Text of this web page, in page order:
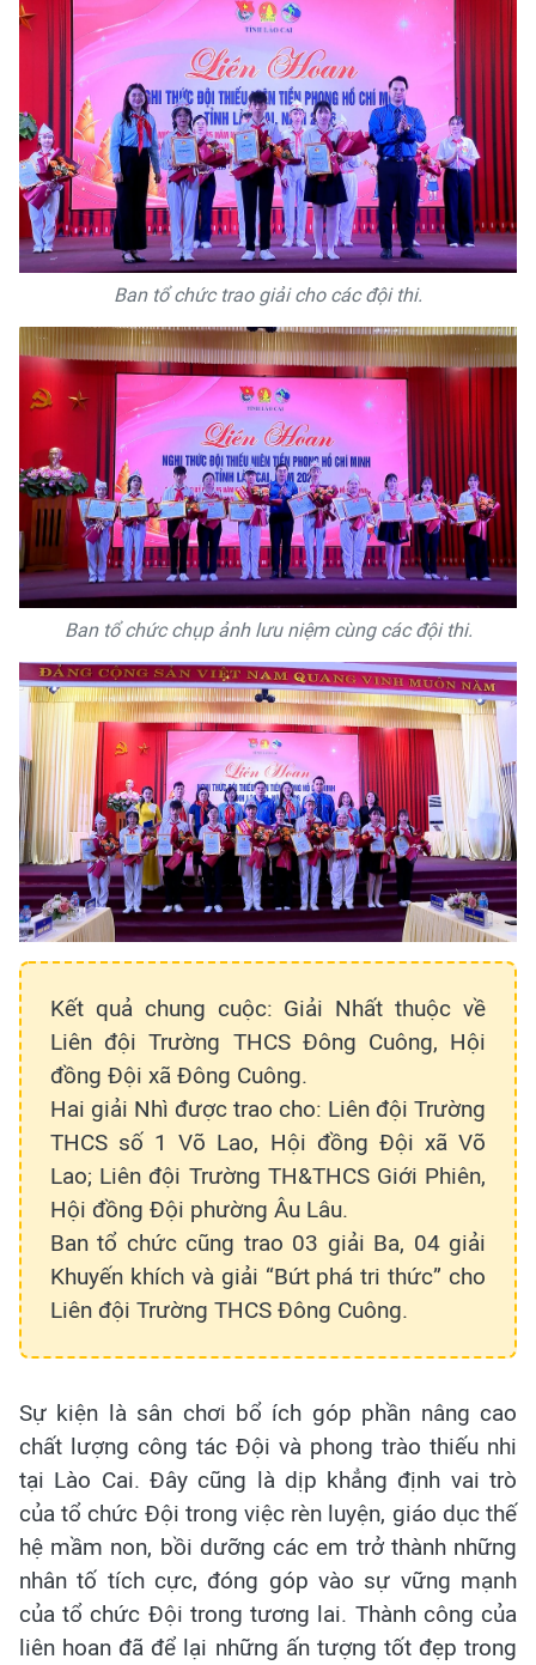
Ban tổ chức trao giải cho các đội thi.
Ban tổ chức chụp ảnh lưu niệm cùng các đội thi.
Kết quả chung cuộc: Giải Nhất thuộc về
Liên đội Trường THCS Đông Cuông, Hội
đồng Đội xã Đông Cuông.
Hai giải Nhì được trao cho: Liên đội Trường
THCS số 1 Võ Lao, Hội đồng Đội xã Võ
Lao; Liên đội Trường TH&THCS Giới Phiên,
Hội đồng Đội phường Âu Lâu.
Ban tổ chức cũng trao 03 giải Ba, 04 giải
Khuyến khích và giải “Bứt phá tri thức” cho
Liên đội Trường THCS Đông Cuông.
Sự kiện là sân chơi bổ ích góp phần nâng cao
chất lượng công tác Đội và phong trào thiếu nhi
tại Lào Cai. Đây cũng là dịp khẳng định vai trò
của tổ chức Đội trong việc rèn luyện, giáo dục thế
hệ mầm non, bồi dưỡng các em trở thành những
nhân tố tích cực, đóng góp vào sự vững mạnh
của tổ chức Đội trong tương lai. Thành công của
liên hoan đã để lại những ấn tượng tốt đẹp trong